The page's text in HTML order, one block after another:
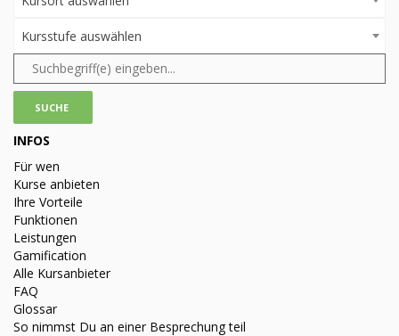
Kursstufe auswählen
INFOS
Für wen
Kurse anbieten
Ihre Vorteile
Funktionen
Leistungen
Gamification
Alle Kursanbieter
FAQ
Glossar
So nimmst Du an einer Besprechung teil